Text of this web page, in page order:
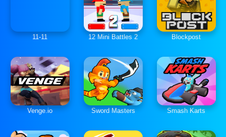
11-11 12 Mini Battles 2 Blockpost
Venge.io Sword Masters Smash Karts